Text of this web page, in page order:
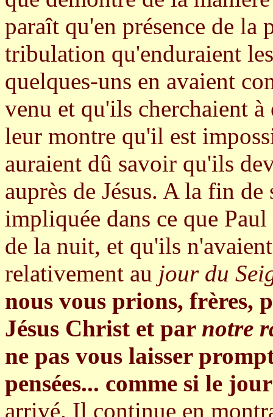
paraît qu'en présence de la
tribulation qu'enduraient
quelques-uns en avaient
venu et qu'ils cherchaient à
leur montre qu'il est
auraient dû savoir qu'ils
auprès de Jésus. A la fin
impliquée dans ce que
de la nuit, et qu'ils
relativement au jour du
nous vous prions, frères,
Jésus Christ et par notre
ne pas vous laisser
pensées... comme si le
arrivé. Il continue en